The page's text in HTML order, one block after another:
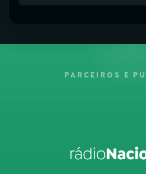
PARCEIROS E